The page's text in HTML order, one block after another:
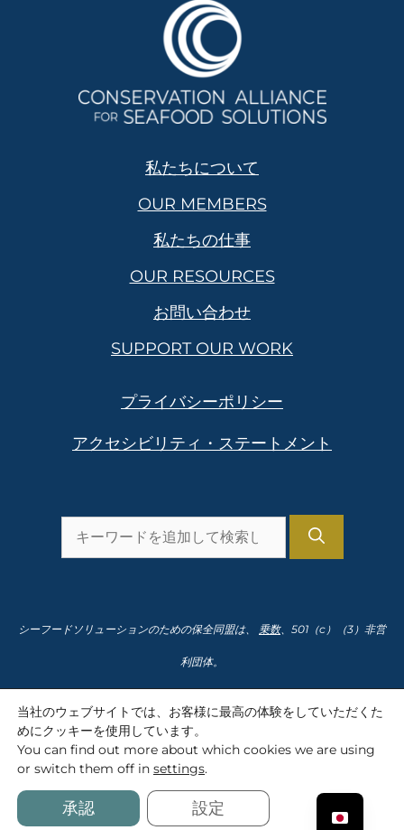
私たちについて
OUR MEMBERS
私たちの仕事
OUR RESOURCES
お問い合わせ
SUPPORT OUR WORK
プライバシーポリシー
アクセシビリティ・ステートメント
検
し
す。
シーフードソリューションのための保全同盟は、 乗数、501（c）（3）非営
利団体。
納税者番号91-2166435
SolutionsforSeafood.org © 2008-2026 Conservation Alliance for
Seafood Solutions
当社のウェブサイトでは、お客様に最高の体験をしていただくた
めにクッキーを使用しています。
You can find out more about which cookies we are using
or switch them off in settings.
承認 設定